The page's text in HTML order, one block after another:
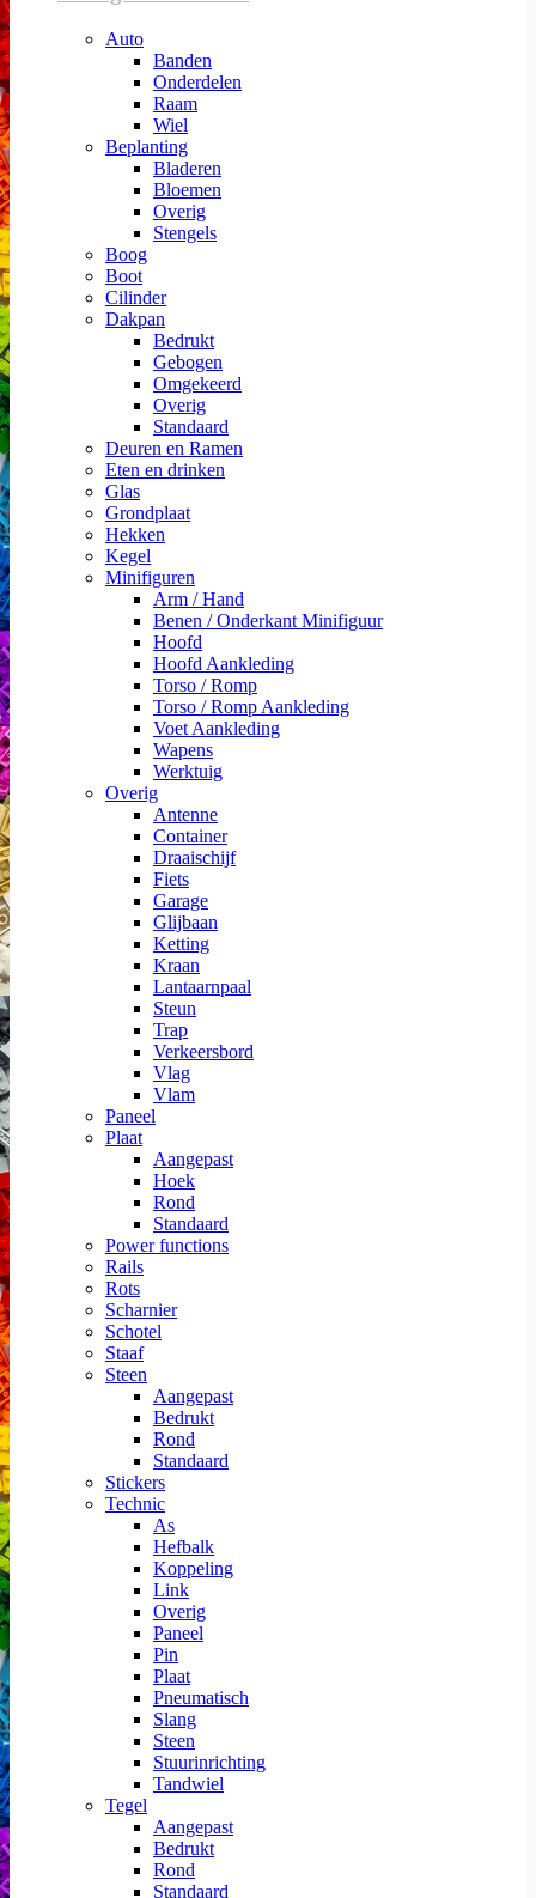
Auto
Banden
Onderdelen
Raam
Wiel
Beplanting
Bladeren
Bloemen
Overig
Stengels
Boog
Boot
Cilinder
Dakpan
Bedrukt
Gebogen
Omgekeerd
Overig
Standaard
Deuren en Ramen
Eten en drinken
Glas
Grondplaat
Hekken
Kegel
Minifiguren
Arm / Hand
Benen / Onderkant Minifiguur
Hoofd
Hoofd Aankleding
Torso / Romp
Torso / Romp Aankleding
Voet Aankleding
Wapens
Werktuig
Overig
Antenne
Container
Draaischijf
Fiets
Garage
Glijbaan
Ketting
Kraan
Lantaarnpaal
Steun
Trap
Verkeersbord
Vlag
Vlam
Paneel
Plaat
Aangepast
Hoek
Rond
Standaard
Power functions
Rails
Rots
Scharnier
Schotel
Staaf
Steen
Aangepast
Bedrukt
Rond
Standaard
Stickers
Technic
As
Hefbalk
Koppeling
Link
Overig
Paneel
Pin
Plaat
Pneumatisch
Slang
Steen
Stuurinrichting
Tandwiel
Tegel
Aangepast
Bedrukt
Rond
Standaard